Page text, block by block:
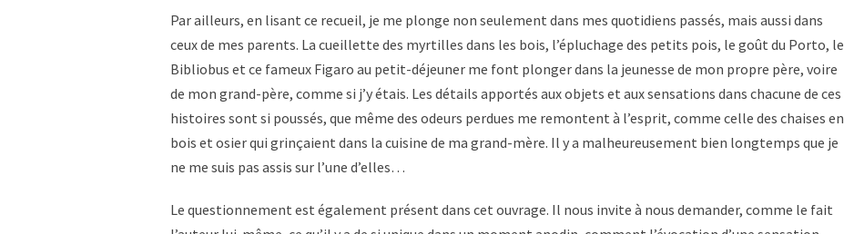
Par ailleurs, en lisant ce recueil, je me plonge non seulement dans mes quotidiens passés, mais aussi dans
ceux de mes parents. La cueillette des myrtilles dans les bois, l’épluchage des petits pois, le goût du Porto, le
Bibliobus et ce fameux Figaro au petit-déjeuner me font plonger dans la jeunesse de mon propre père, voire
de mon grand-père, comme si j’y étais. Les détails apportés aux objets et aux sensations dans chacune de ces
histoires sont si poussés, que même des odeurs perdues me remontent à l’esprit, comme celle des chaises en
bois et osier qui grinçaient dans la cuisine de ma grand-mère. Il y a malheureusement bien longtemps que je
ne me suis pas assis sur l’une d’elles…
Le questionnement est également présent dans cet ouvrage. Il nous invite à nous demander, comme le fait